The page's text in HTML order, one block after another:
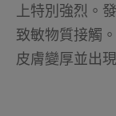
上特別強烈。
致敏物質接觸
皮膚變厚並出